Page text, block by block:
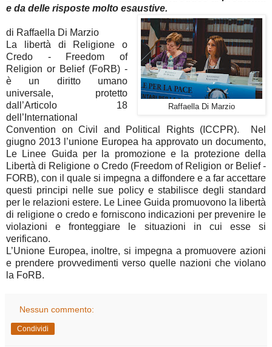
e da delle risposte molto esaustive.
Raffaella Di Marzio
di Raffaella Di Marzio
La libertà di Religione o
Credo - Freedom of
Religion or Belief (FoRB) -
è un diritto umano
universale, protetto
dall’Articolo 18
dell’International
Convention on Civil and Political Rights (ICCPR). Nel
giugno 2013 l’unione Europea ha approvato un documento,
Le Linee Guida per la promozione e la protezione della
Libertà di Religione o Credo (Freedom of Religion or Belief -
FORB), con il quale si impegna a diffondere e a far accettare
questi principi nelle sue policy e stabilisce degli standard
per le relazioni estere. Le Linee Guida promuovono la libertà
di religione o credo e forniscono indicazioni per prevenire le
violazioni e fronteggiare le situazioni in cui esse si
verificano.
L’Unione Europea, inoltre, si impegna a promuovere azioni
e prendere provvedimenti verso quelle nazioni che violano
la FoRB.
Nessun commento:
Condividi